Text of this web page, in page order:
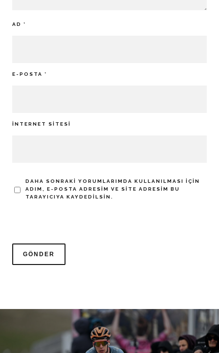
AD *
E-POSTA *
İNTERNET SITESI
DAHA SONRAKI YORUMLARIMDA KULLANILMASI IÇIN
ADIM, E-POSTA ADRESIM VE SITE ADRESIM BU
TARAYICIYA KAYDEDILSIN.